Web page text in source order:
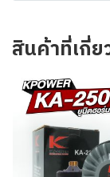
สินค้าที่เกี่ย